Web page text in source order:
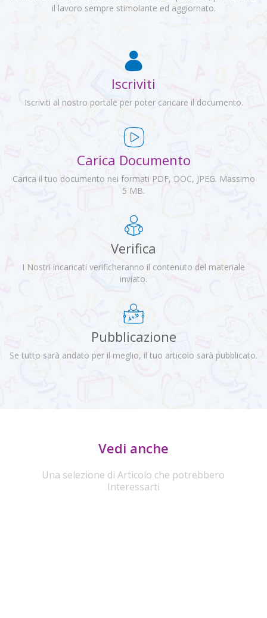
il lavoro sempre stimolante ed aggiornato.
Iscriviti
Iscriviti al nostro portale per poter caricare il documento.
Carica Documento
Carica il tuo documento nei formati PDF, DOC, JPEG. Massimo
5 MB.
Verifica
I Nostri incaricati verificheranno il contenuto del materiale
inviato.
Pubblicazione
Se tutto sarà andato per il meglio, il tuo articolo sarà pubblicato.
Vedi anche
Una selezione di Articolo che potrebbero
Interessarti